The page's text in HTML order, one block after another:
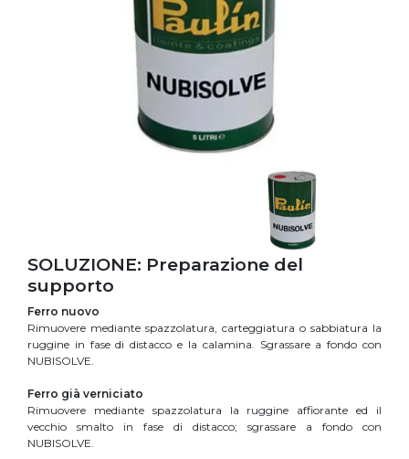
SOLUZIONE: Preparazione del
supporto
Ferro nuovo
Rimuovere mediante spazzolatura, carteggiatura o sabbiatura la
ruggine in fase di distacco e la calamina. Sgrassare a fondo con
NUBISOLVE.
Ferro già verniciato
Rimuovere mediante spazzolatura la ruggine affiorante ed il
vecchio smalto in fase di distacco; sgrassare a fondo con
NUBISOLVE.